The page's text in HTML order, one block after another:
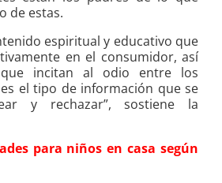
de estas.
espiritual y educativo que
en el consumidor, así
incitan al odio entre los
el tipo de información que se
y rechazar”, sostiene la
para niños en casa según